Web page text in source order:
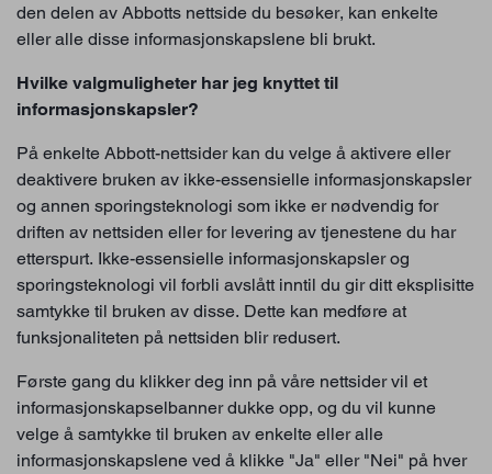
den delen av Abbotts nettside du besøker, kan enkelte
eller alle disse informasjonskapslene bli brukt.
Hvilke valgmuligheter har jeg knyttet til
informasjonskapsler?
På enkelte Abbott-nettsider kan du velge å aktivere eller
deaktivere bruken av ikke-essensielle informasjonskapsler
og annen sporingsteknologi som ikke er nødvendig for
driften av nettsiden eller for levering av tjenestene du har
etterspurt. Ikke-essensielle informasjonskapsler og
sporingsteknologi vil forbli avslått inntil du gir ditt eksplisitte
samtykke til bruken av disse. Dette kan medføre at
funksjonaliteten på nettsiden blir redusert.
Første gang du klikker deg inn på våre nettsider vil et
informasjonskapselbanner dukke opp, og du vil kunne
velge å samtykke til bruken av enkelte eller alle
informasjonskapslene ved å klikke "Ja" eller "Nei" på hver